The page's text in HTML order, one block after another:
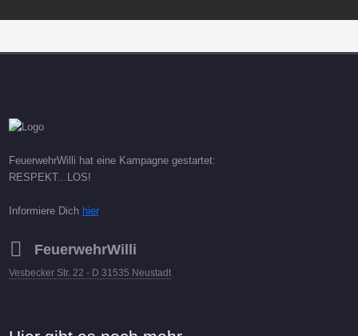
FeuerwehrWilli hat eine Kampagne gestartet:
RESPEKT...LOS!
Informiere Dich hier
FeuerwehrWilli
Vesbecker Str. 22 - D 31535 Neustadt